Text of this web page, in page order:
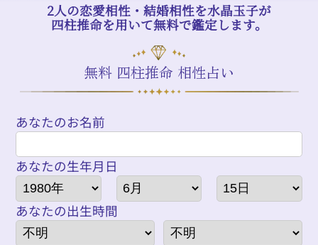
2人の恋愛相性・結婚相性を水晶玉子が
四柱推命を用いて無料で鑑定します。
無料 四柱推命 相性占い
あなたのお名前
あなたの生年月日
あなたの出生時間